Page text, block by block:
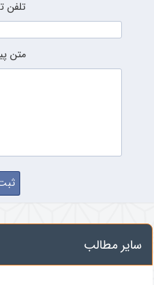
تلفن
متن
سایر مطالب